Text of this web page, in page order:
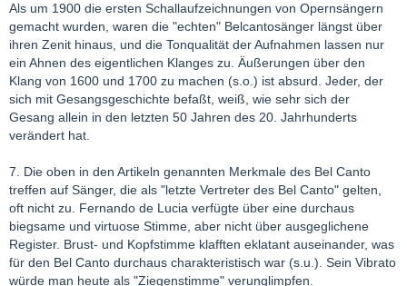
Als um 1900 die ersten Schallaufzeichnungen von Opernsängern
gemacht wurden, waren die "echten" Belcantosänger längst über
ihren Zenit hinaus, und die Tonqualität der Aufnahmen lassen nur
ein Ahnen des eigentlichen Klanges zu. Äußerungen über den
Klang von 1600 und 1700 zu machen (s.o.) ist absurd. Jeder, der
sich mit Gesangsgeschichte befaßt, weiß, wie sehr sich der
Gesang allein in den letzten 50 Jahren des 20. Jahrhunderts
verändert hat.
7. Die oben in den Artikeln genannten Merkmale des Bel Canto
treffen auf Sänger, die als "letzte Vertreter des Bel Canto" gelten,
oft nicht zu. Fernando de Lucia verfügte über eine durchaus
biegsame und virtuose Stimme, aber nicht über ausgeglichene
Register. Brust- und Kopfstimme klafften eklatant auseinander, was
für den Bel Canto durchaus charakteristisch war (s.u.). Sein Vibrato
würde man heute als "Ziegenstimme" verunglimpfen.